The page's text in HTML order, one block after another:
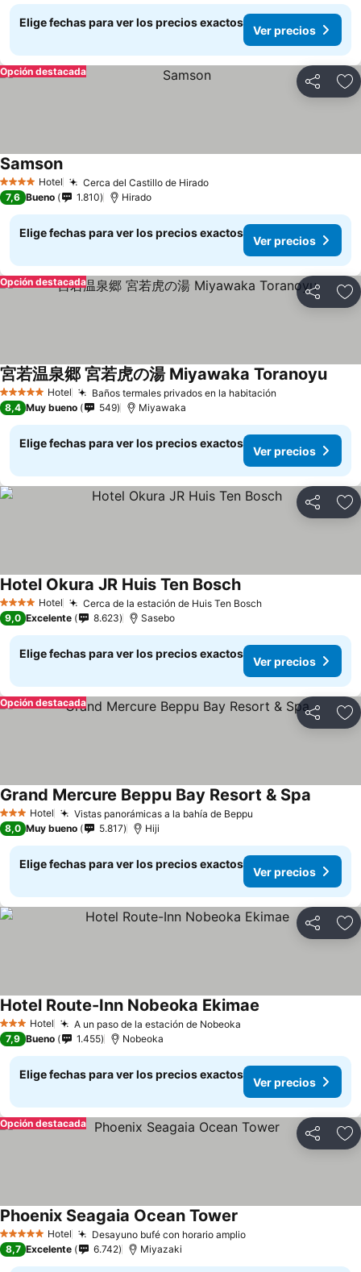
Elige fechas para ver los precios exactos
Ver precios
Compartir
Opción destacada
4 EstrellasHotel Cerca del Castillo de HiradoVer precios
SamsonVer precios
7,6 Bueno 1.810 Hirado
Elige fechas para ver los precios exactos
Ver precios
Compartir
Opción destacada
5 Estrellas Hotel Baños termales privados en la habitación
宮若温泉郷 宮若虎の湯 Miyawaka ToranoyuVer
8,4 Muy bueno 549 Miyawaka
Elige fechas para ver los precios exactos
Ver precios
Compartir
4 EstrellasHotel Cerca de la estación de Huis Ten BoschVer precios
Hotel Okura JR Huis Ten BoschVer precios
9,0 Excelente 8.623 Sasebo
Elige fechas para ver los precios exactos
Ver precios
Compartir
Opción destacada
3 Estrellas
Hotel Vistas panorámicas a la bahía de Beppu
Grand Mercure Beppu Bay Resort & Spa
8,0 Muy bueno 5.817 Hiji
Elige fechas para ver los precios exactos
Ver precios
Compartir
3 Estrellas
Hotel A un paso de la estación de Nobeoka
Hotel Route-Inn Nobeoka Ekimae
7,9 Bueno 1.455 Nobeoka
Elige fechas para ver los precios exactos
Ver precios
Compartir
Opción destacada
5 Estrellas Hotel Desayuno bufé con horario amplioVer precios
Phoenix Seagaia Ocean Tower
8,7 Excelente 6.742 Miyazaki